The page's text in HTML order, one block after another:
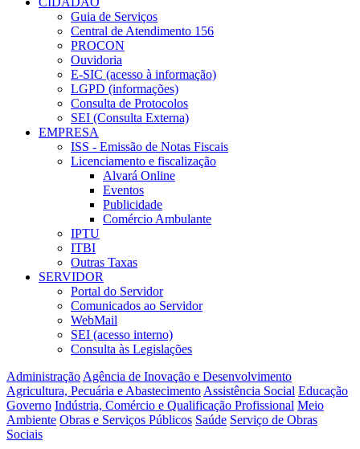
Guia de Serviços
Central de Atendimento 156
PROCON
Ouvidoria
E-SIC (acesso à informação)
LGPD (informações)
Consulta de Protocolos
SEI (Consulta Externa)
EMPRESA
ISS - Emissão de Notas Fiscais
Licenciamento e fiscalização
Alvará Online
Eventos
Publicidade
Comércio Ambulante
IPTU
ITBI
Outras Taxas
SERVIDOR
Portal do Servidor
Comunicados ao Servidor
WebMail
SEI (acesso interno)
Consulta às Legislações
Administração Agência de Inovação e Desenvolvimento
Agricultura, Pecuária e Abastecimento Assistência Social Educação
Governo Indústria, Comércio e Qualificação Profissional Meio
Ambiente Obras e Serviços Públicos Saúde Serviço de Obras
Sociais